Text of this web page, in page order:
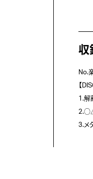
収
No.
【
1.解
3.メ